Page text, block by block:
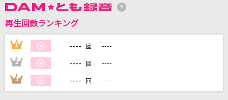
aiko
Right and Left
Survive Said The Prophet
再生回数ランキング
1 ---- 回 ----
2 ---- 回 ----
3 ---- 回 ----